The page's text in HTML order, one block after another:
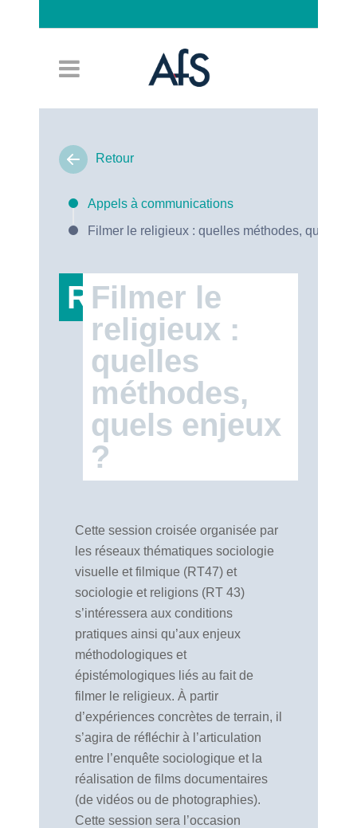
Retour
Appels à communications
Filmer le religieux : quelles méthodes, quels
RT47
Filmer le
religieux :
quelles
méthodes,
quels enjeux
?
Cette session croisée organisée par
les réseaux thématiques sociologie
visuelle et filmique (RT47) et
sociologie et religions (RT 43)
s’intéressera aux conditions
pratiques ainsi qu’aux enjeux
méthodologiques et
épistémologiques liés au fait de
filmer le religieux. À partir
d’expériences concrètes de terrain, il
s’agira de réfléchir à l’articulation
entre l’enquête sociologique et la
réalisation de films documentaires
(de vidéos ou de photographies).
Cette session sera l’occasion